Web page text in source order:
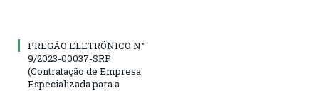
PREGÃO ELETRÔNICO N°
9/2023-00037-SRP
(Contratação de Empresa
Especializada para a